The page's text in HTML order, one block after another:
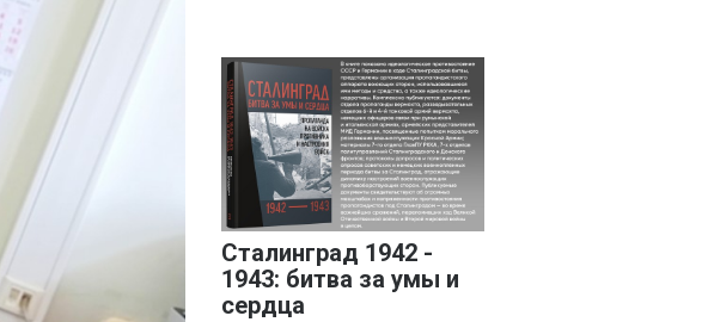
Сталинград 1942 -
1943: битва за умы и
сердца